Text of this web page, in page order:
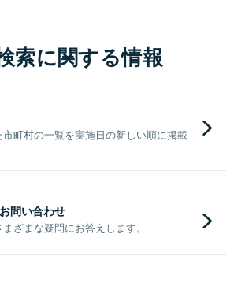
索に関する情報
町村の一覧を実施日の新しい順に掲載
問い合わせ
ざまな疑問にお答えします。